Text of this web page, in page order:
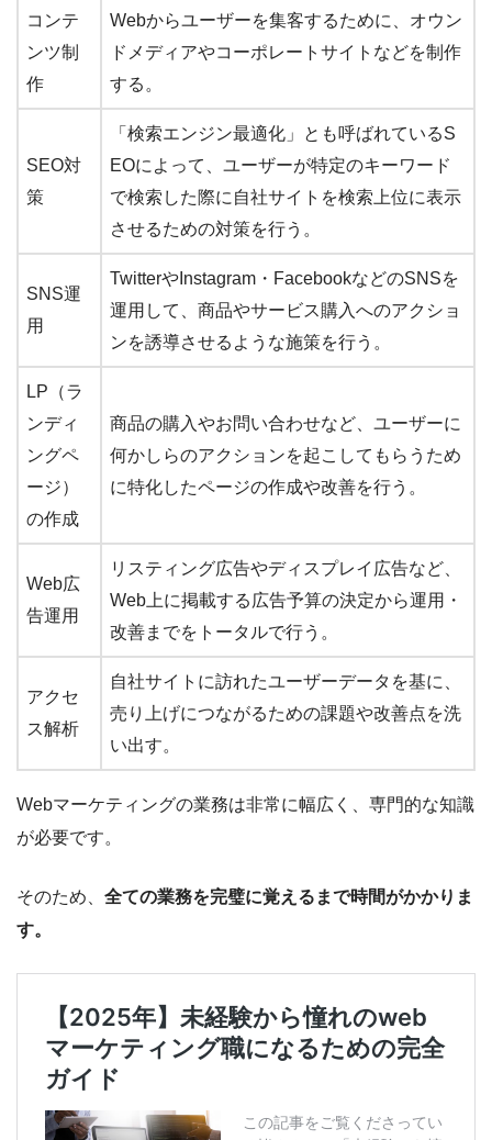
コンテ
ンツ制
作
Webからユーザーを集客するために、オウン
ドメディアやコーポレートサイトなどを制作
する。
SEO対
策
「検索エンジン最適化」とも呼ばれているS
EOによって、ユーザーが特定のキーワード
で検索した際に自社サイトを検索上位に表示
させるための対策を行う。
SNS運
用
TwitterやInstagram・FacebookなどのSNSを
運用して、商品やサービス購入へのアクショ
ンを誘導させるような施策を行う。
LP（ラ
ンディ
ングペ
ージ）
の作成
商品の購入やお問い合わせなど、ユーザーに
何かしらのアクションを起こしてもらうため
に特化したページの作成や改善を行う。
Web広
告運用
リスティング広告やディスプレイ広告など、
Web上に掲載する広告予算の決定から運用・
改善までをトータルで行う。
アクセ
ス解析
自社サイトに訪れたユーザーデータを基に、
売り上げにつながるための課題や改善点を洗
い出す。
Webマーケティングの業務は非常に幅広く、専門的な知識
が必要です。
そのため、 全ての業務を完璧に覚えるまで時間がかかりま
す。